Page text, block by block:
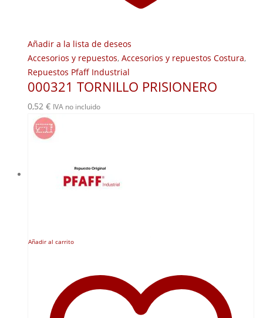
Añadir a la lista de deseos
Accesorios y repuestos, Accesorios y repuestos Costura,
Repuestos Pfaff Industrial
000321 TORNILLO PRISIONERO
0,52 € IVA no incluido
Añadir al carrito